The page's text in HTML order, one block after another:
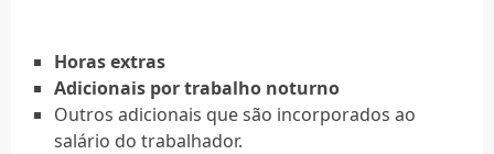
Horas extras
Adicionais por trabalho noturno
Outros adicionais que são incorporados ao
salário do trabalhador.